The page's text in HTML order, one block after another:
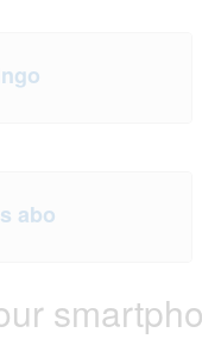
abo